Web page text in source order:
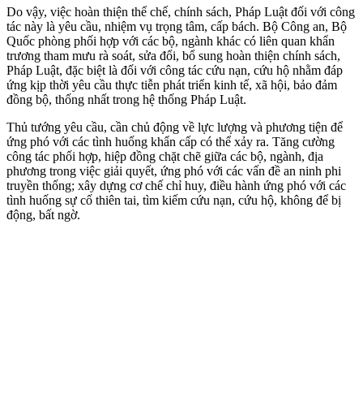
Do vậy, việc hoàn thiện thể chế, chính sách, Pháp Luật đối với công
tác này là yêu cầu, nhiệm vụ trọng tâm, cấp bách. Bộ Công an, Bộ
Quốc phòng phối hợp với các bộ, ngành khác có liên quan khẩn
trương tham mưu rà soát, sửa đổi, bổ sung hoàn thiện chính sách,
Pháp Luật, đặc biệt là đối với công tác cứu nạn, cứu hộ nhằm đáp
ứng kịp thời yêu cầu thực tiễn phát triển kinh tế, xã hội, bảo đảm
đồng bộ, thống nhất trong hệ thống Pháp Luật.
Thủ tướng yêu cầu, cần chủ động về lực lượng và phương tiện để
ứng phó với các tình huống khẩn cấp có thể xảy ra. Tăng cường
công tác phối hợp, hiệp đồng chặt chẽ giữa các bộ, ngành, địa
phương trong việc giải quyết, ứng phó với các vấn đề an ninh phi
truyền thống; xây dựng cơ chế chỉ huy, điều hành ứng phó với các
tình huống sự cố thiên tai, tìm kiếm cứu nạn, cứu hộ, không để bị
động, bất ngờ.